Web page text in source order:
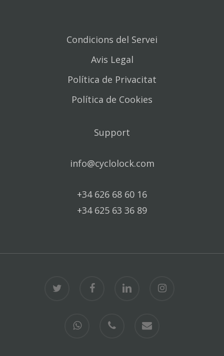
Condicions del Servei
Avis Legal
Política de Privacitat
Política de Cookies
Support
info@cyclolock.com
+34 626 68 60 16
+34 625 63 36 89
facebook